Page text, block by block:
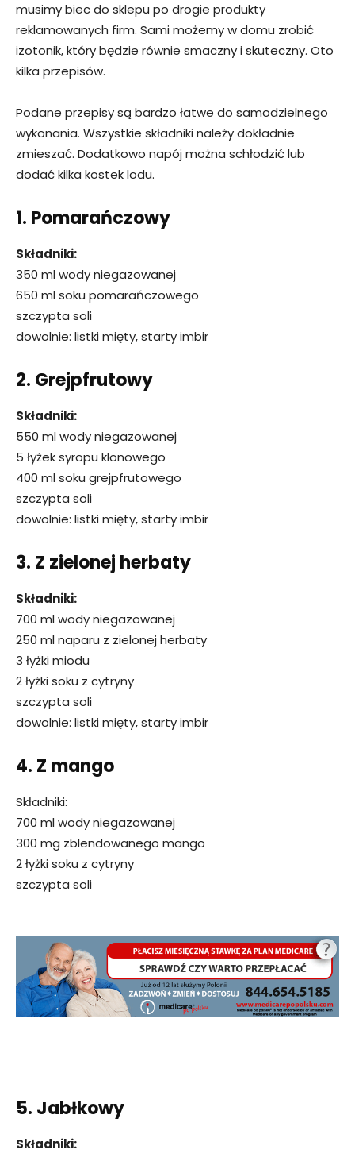
musimy biec do sklepu po drogie produkty
reklamowanych firm. Sami możemy w domu zrobić
izotonik, który będzie równie smaczny i skuteczny. Oto
kilka przepisów.
Podane przepisy są bardzo łatwe do samodzielnego
wykonania. Wszystkie składniki należy dokładnie
zmieszać. Dodatkowo napój można schłodzić lub
dodać kilka kostek lodu.
1. Pomarańczowy
Składniki:
350 ml wody niegazowanej
650 ml soku pomarańczowego
szczypta soli
dowolnie: listki mięty, starty imbir
2. Grejpfrutowy
Składniki:
550 ml wody niegazowanej
5 łyżek syropu klonowego
400 ml soku grejpfrutowego
szczypta soli
dowolnie: listki mięty, starty imbir
3. Z zielonej herbaty
Składniki:
700 ml wody niegazowanej
250 ml naparu z zielonej herbaty
3 łyżki miodu
2 łyżki soku z cytryny
szczypta soli
dowolnie: listki mięty, starty imbir
4. Z mango
Składniki:
700 ml wody niegazowanej
300 mg zblendowanego mango
2 łyżki soku z cytryny
szczypta soli
5. Jabłkowy
Składniki: